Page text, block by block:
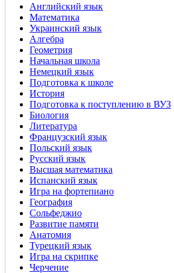
Английский язык
Математика
Украинский язык
Алгебра
Геометрия
Начальная школа
Немецкий язык
Подготовка к школе
История
Подготовка к поступлению в ВУЗ
Биология
Литература
Французский язык
Польский язык
Русский язык
Высшая математика
Испанский язык
Игра на фортепиано
География
Сольфеджио
Развитие памяти
Анатомия
Турецкий язык
Игра на скрипке
Черчение